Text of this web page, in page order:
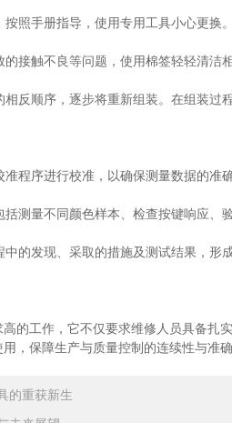
手册指导，使用专用工具小心更换
触不良等问题，使用棉签轻轻清洁
顺序，逐步将重新组装。在组装过
序进行校准，以确保测量数据的准
量不同颜色样本、检查按键响应、验
发现、采取的措施及测试结果，形成
工作，它不仅要求维修人员具备扎
，保障生产与质量控制的连续性与准
的重获新生